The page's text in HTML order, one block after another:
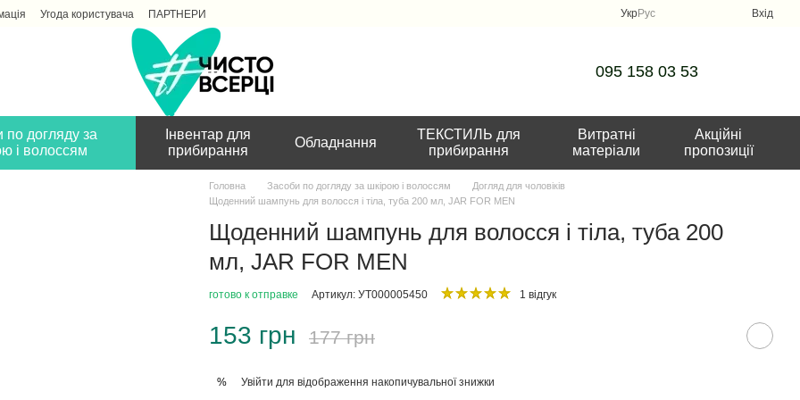
Угода користувача ПАРТНЕРИ УкрРус Вхід
095 158 03 53
по догляду за
і волоссям
Інвентар для
прибирання
Обладнання
ТЕКСТИЛЬ для
прибирання
Витратні
матеріали
Акційні
пропозиції
Головна Засоби по догляду за шкірою і волоссям
Догляд для чоловіків
Щоденний шампунь для волосся і тіла, туба 200 мл, JAR FOR MEN
Щоденний шампунь для волосся і тіла, туба 200
мл, JAR FOR MEN
готово к отправке Артикул: УТ000005450 1 відгук
153 грн 177 грн
% Увійти для відображення накопичувальної знижки